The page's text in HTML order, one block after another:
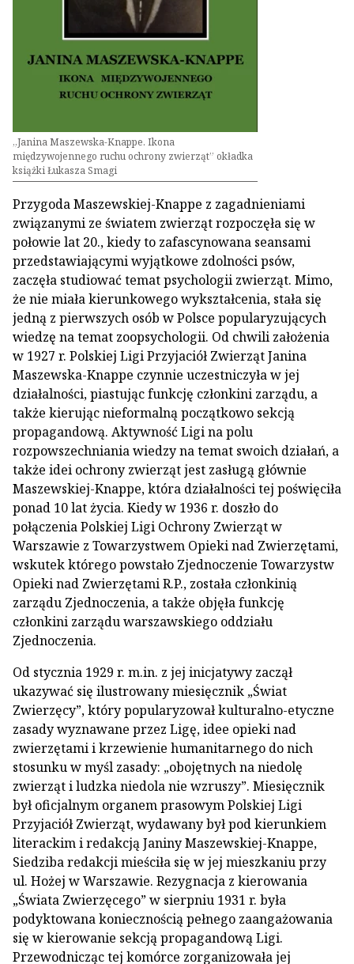
„Janina Maszewska-Knappe. Ikona
międzywojennego ruchu ochrony zwierząt” okładka
książki Łukasza Smagi
Przygoda Maszewskiej-Knappe z zagadnieniami
związanymi ze światem zwierząt rozpoczęła się w
połowie lat 20., kiedy to zafascynowana seansami
przedstawiającymi wyjątkowe zdolności psów,
zaczęła studiować temat psychologii zwierząt. Mimo,
że nie miała kierunkowego wykształcenia, stała się
jedną z pierwszych osób w Polsce popularyzujących
wiedzę na temat zoopsychologii. Od chwili założenia
w 1927 r. Polskiej Ligi Przyjaciół Zwierząt Janina
Maszewska-Knappe czynnie uczestniczyła w jej
działalności, piastując funkcję członkini zarządu, a
także kierując nieformalną początkowo sekcją
propagandową. Aktywność Ligi na polu
rozpowszechniania wiedzy na temat swoich działań, a
także idei ochrony zwierząt jest zasługą głównie
Maszewskiej-Knappe, która działalności tej poświęciła
ponad 10 lat życia. Kiedy w 1936 r. doszło do
połączenia Polskiej Ligi Ochrony Zwierząt w
Warszawie z Towarzystwem Opieki nad Zwierzętami,
wskutek którego powstało Zjednoczenie Towarzystw
Opieki nad Zwierzętami R.P., została członkinią
zarządu Zjednoczenia, a także objęła funkcję
członkini zarządu warszawskiego oddziału
Zjednoczenia.
Od stycznia 1929 r. m.in. z jej inicjatywy zaczął
ukazywać się ilustrowany miesięcznik „Świat
Zwierzęcy”, który popularyzował kulturalno-etyczne
zasady wyznawane przez Ligę, idee opieki nad
zwierzętami i krzewienie humanitarnego do nich
stosunku w myśl zasady: „obojętnych na niedolę
zwierząt i ludzka niedola nie wzruszy”. Miesięcznik
był oficjalnym organem prasowym Polskiej Ligi
Przyjaciół Zwierząt, wydawany był pod kierunkiem
literackim i redakcją Janiny Maszewskiej-Knappe,
Siedziba redakcji mieściła się w jej mieszkaniu przy
ul. Hożej w Warszawie. Rezygnacja z kierowania
„Świata Zwierzęcego” w sierpniu 1931 r. była
podyktowana koniecznością pełnego zaangażowania
się w kierowanie sekcją propagandową Ligi.
Przewodnicząc tej komórce zorganizowała jej